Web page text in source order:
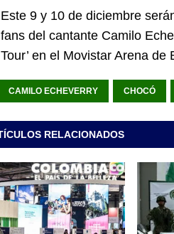
Este 9 y 10 de diciembre
fans del cantante Camilo
Tour’ en el Movistar Arena
CAMILO ECHEVERRY CHOCÓ
RELACIONADOS